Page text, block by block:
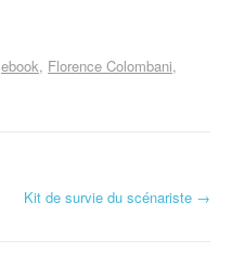
ebook Florence Colombani
Kit de survie du scénariste →